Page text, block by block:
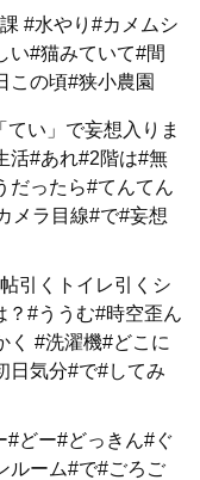
#水やり#カメムシ
い#猫みていて#間
この頃#狭小農園
い」で妄想入りま
活#あれ#2階は#無
だったら#てんてん
メラ目線#で#妄想
引くトイレ引くシ
？#ううむ#時空歪ん
く #洗濯機#どこに
日気分#で#してみ
#どー#どっきん#ぐ
ルーム#で#ごろご